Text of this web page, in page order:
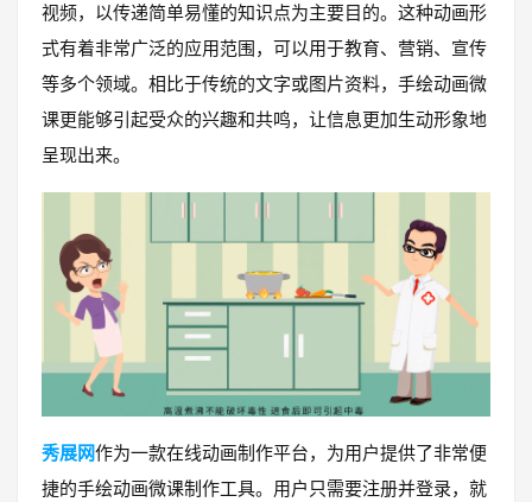
视频，以传递简单易懂的知识点为主要目的。这种动画形
式有着非常广泛的应用范围，可以用于教育、营销、宣传
等多个领域。相比于传统的文字或图片资料，手绘动画微
课更能够引起受众的兴趣和共鸣，让信息更加生动形象地
呈现出来。
秀展网作为一款在线动画制作平台，为用户提供了非常便
捷的手绘动画微课制作工具。用户只需要注册并登录，就